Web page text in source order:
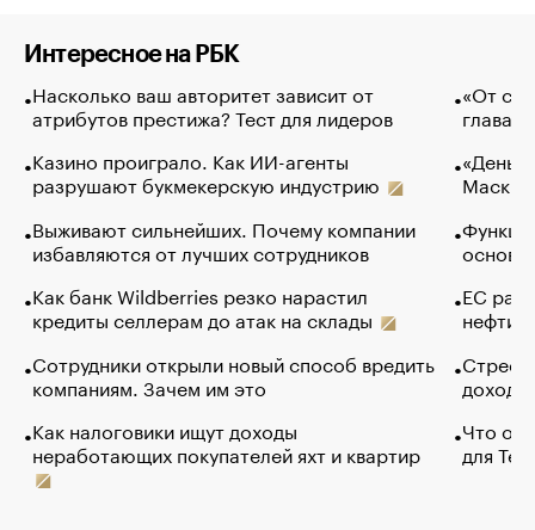
Интересное на РБК
Насколько ваш авторитет зависит от
атрибутов престижа? Тест для лидеров
Казино проиграло. Как ИИ-агенты
разрушают букмекерскую индустрию
Выживают сильнейших. Почему компании
избавляются от лучших сотрудников
Как банк Wildberries резко нарастил
кредиты селлерам до атак на склады
Сотрудники открыли новый способ вредить
компаниям. Зачем им это
Как налоговики ищут доходы
неработающих покупателей яхт и квартир
«От
глава
Маск в
основ
ЕС
нефти
Что
для